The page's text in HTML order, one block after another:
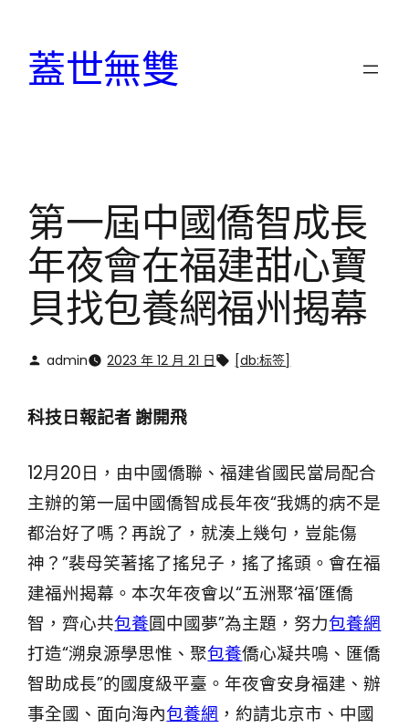
蓋世無雙
第一屆中國僑智成長
年夜會在福建甜心寶
貝找包養網福州揭幕
admin 2023 年 12 月 21 日 [db:标签]
科技日報記者 謝開飛
12月20日，由中國僑聯、福建省國民當局配合
主辦的第一屆中國僑智成長年夜“我媽的病不是
都治好了嗎？再說了，就湊上幾句，豈能傷
神？”裴母笑著搖了搖兒子，搖了搖頭。會在福
建福州揭幕。本次年夜會以“五洲聚‘福’匯僑
智，齊心共包養圓中國夢”為主題，努力包養網
打造“溯泉源學思惟、聚包養僑心凝共鳴、匯僑
智助成長”的國度級平臺。年夜會安身福建、辦
事全國、面向海內包養網 ，約請北京市、中國